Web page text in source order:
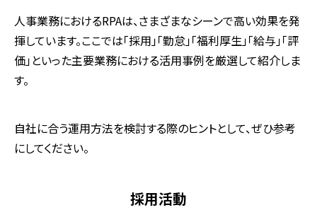
人事業務におけるRPAは、さまざまなシーンで高い効果を発
揮しています。ここでは「採用」「勤怠」「福利厚生」「給与」「評
価」といった主要業務における活用事例を厳選して紹介しま
す。
自社に合う運用方法を検討する際のヒントとして、ぜひ参考
にしてください。
採用活動